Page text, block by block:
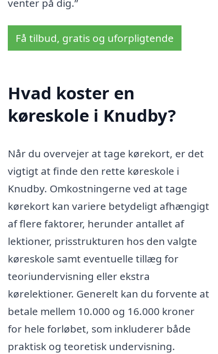
venter på dig.”
Få tilbud, gratis og uforpligtende
Hvad koster en
køreskole i Knudby?
Når du overvejer at tage kørekort, er det
vigtigt at finde den rette køreskole i
Knudby. Omkostningerne ved at tage
kørekort kan variere betydeligt afhængigt
af flere faktorer, herunder antallet af
lektioner, prisstrukturen hos den valgte
køreskole samt eventuelle tillæg for
teoriundervisning eller ekstra
kørelektioner. Generelt kan du forvente at
betale mellem 10.000 og 16.000 kroner
for hele forløbet, som inkluderer både
praktisk og teoretisk undervisning.